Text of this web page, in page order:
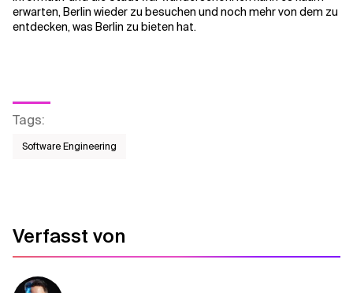
erwarten, Berlin wieder zu besuchen und noch mehr von dem zu
entdecken, was Berlin zu bieten hat.
Tags:
Software Engineering
Verfasst von